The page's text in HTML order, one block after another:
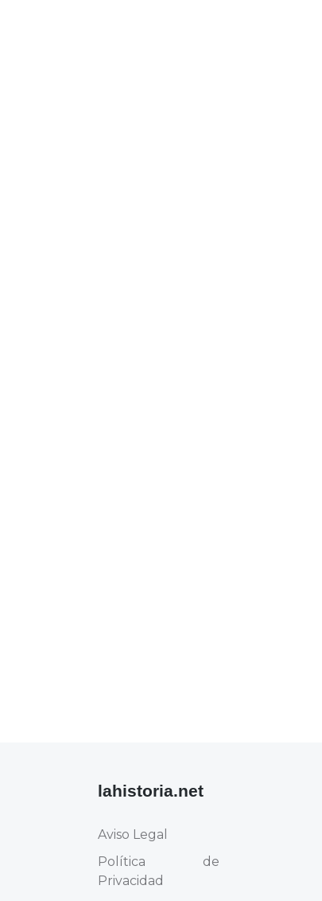
lahistoria.net
Aviso Legal
Política de
Privacidad